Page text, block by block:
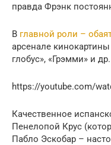
правда Фрэнк
В главной роли –
арсенале
глобус», «Грэмми» и др.
https://youtube.com/
Качественное
Пенелопой Крус
Пабло Эскобар –